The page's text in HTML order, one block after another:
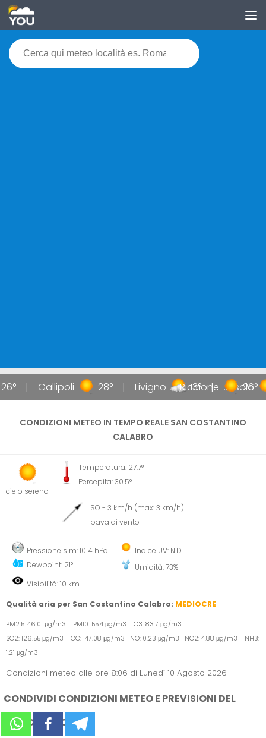
Gallipoli 28° Livigno 13° Jesolo
Riccione 26°
CONDIZIONI METEO IN TEMPO REALE SAN COSTANTINO
CALABRO
cielo sereno
Temperatura: 27.7°
Percepita: 30.5°
SO - 3 km/h (max: 3 km/h)
bava di vento
Pressione slm: 1014 hPa
Dewpoint: 21°
Indice UV: N.D.
Umidità: 73%
Visibilità: 10 km
Qualità aria per San Costantino Calabro: MEDIOCRE
PM2.5: 46.01 μg/m3 PM10: 55.4 μg/m3 O3: 83.7 μg/m3
SO2: 126.55 μg/m3 CO: 147.08 μg/m3 NO: 0.23 μg/m3 NO2: 4.88 μg/m3 NH3:
1.21 μg/m3
Condizioni meteo alle ore 8:06 di Lunedì 10 Agosto 2026
CONDIVIDI CONDIZIONI METEO E PREVISIONI DEL
TEMPO SUI SOCIAL